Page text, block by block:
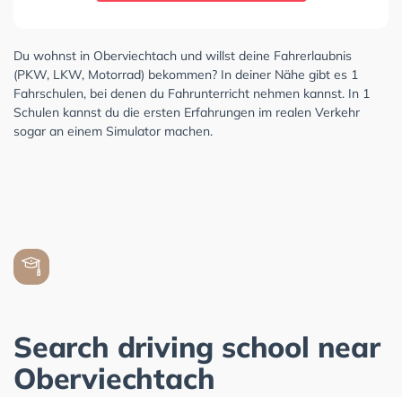
Du wohnst in Oberviechtach und willst deine Fahrerlaubnis
(PKW, LKW, Motorrad) bekommen? In deiner Nähe gibt es 1
Fahrschulen, bei denen du Fahrunterricht nehmen kannst. In 1
Schulen kannst du die ersten Erfahrungen im realen Verkehr
sogar an einem Simulator machen.
Search driving school near
Oberviechtach